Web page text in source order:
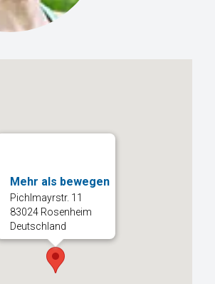
Mehr als bewegen
Pichlmayrstr. 11
83024 Rosenheim
Deutschland